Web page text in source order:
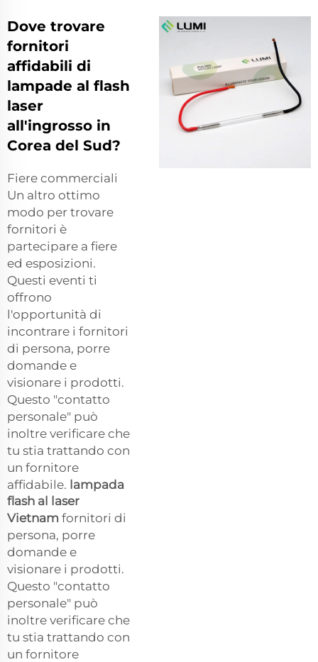
Dove trovare
fornitori
affidabili di
lampade al flash
laser
all'ingrosso in
Corea del Sud?
Fiere commerciali
Un altro ottimo
modo per trovare
fornitori è
partecipare a fiere
ed esposizioni.
Questi eventi ti
offrono
l'opportunità di
incontrare i fornitori
di persona, porre
domande e
visionare i prodotti.
Questo "contatto
personale" può
inoltre verificare che
tu stia trattando con
un fornitore
affidabile. lampada
flash al laser
Vietnam fornitori di
persona, porre
domande e
visionare i prodotti.
Questo "contatto
personale" può
inoltre verificare che
tu stia trattando con
un fornitore